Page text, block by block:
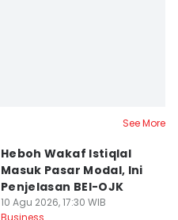
See More
Heboh Wakaf Istiqlal
Masuk Pasar Modal, Ini
Penjelasan BEI-OJK
10 Agu 2026, 17:30 WIB
Business